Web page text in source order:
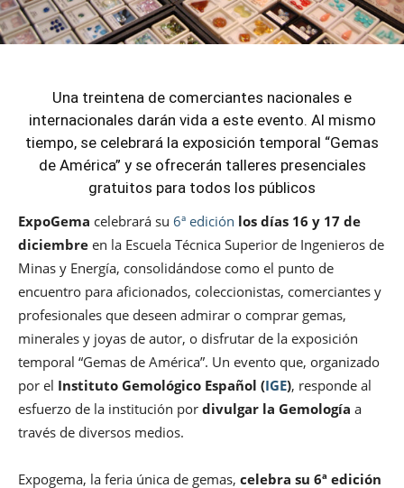
Una treintena de comerciantes nacionales e
internacionales darán vida a este evento. Al mismo
tiempo, se celebrará la exposición temporal “Gemas
de América” y se ofrecerán talleres presenciales
gratuitos para todos los públicos
ExpoGema celebrará su 6ª edición los días 16 y 17 de
diciembre en la Escuela Técnica Superior de Ingenieros de
Minas y Energía, consolidándose como el punto de
encuentro para aficionados, coleccionistas, comerciantes y
profesionales que deseen admirar o comprar gemas,
minerales y joyas de autor, o disfrutar de la exposición
temporal “Gemas de América”. Un evento que, organizado
por el Instituto Gemológico Español (IGE), responde al
esfuerzo de la institución por divulgar la Gemología a
través de diversos medios.
Expogema, la feria única de gemas, celebra su 6ª edición